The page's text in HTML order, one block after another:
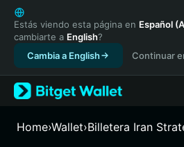
English
日本語
Tiếng Việt
Русский
Español (Latinoamérica)
Türkçe
Français
Estás viendo esta página en Español
cambiarte a English?
Cambia a English
Continuar
Home›Wallet›Billetera Iran